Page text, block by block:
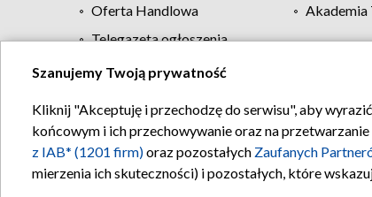
Oferta Handlowa
Akademia
Telegazeta ogłoszenia
Regulamin TVP
Szanujemy Twoją prywatność
Kliknij "Akceptuję i przechodzę do serwisu", aby
końcowym i ich przechowywanie oraz na
z IAB* (1201 firm)oraz pozostałych Zaufanych
mierzenia ich skuteczności) i pozostałych, które